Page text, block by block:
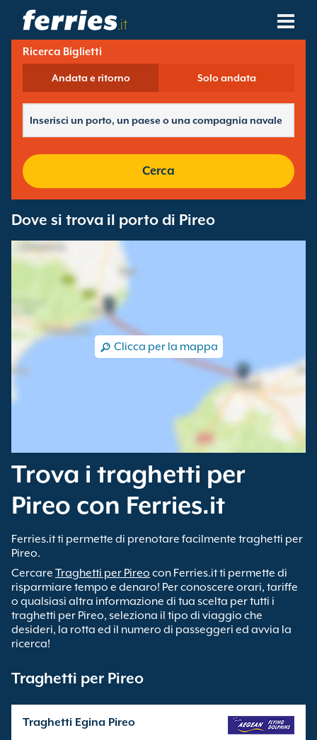
.it
Compagnie Navali
Destinazioni Traghetti
Porti Traghetti
Ricerca Biglietti
Andata e ritorno Solo andata
Cerca
Dove si trova il porto di Pireo
Clicca per la mappa
Trova i traghetti per
Pireo con Ferries.it
Ferries.it ti permette di prenotare facilmente traghetti per
Pireo.
Cercare Traghetti per Pireo con Ferries.it ti permette di
risparmiare tempo e denaro! Per conoscere orari, tariffe
o qualsiasi altra informazione di tua scelta per tutti i
traghetti per Pireo, seleziona il tipo di viaggio che
desideri, la rotta ed il numero di passeggeri ed avvia la
ricerca!
Traghetti per Pireo
Traghetti Egina Pireo